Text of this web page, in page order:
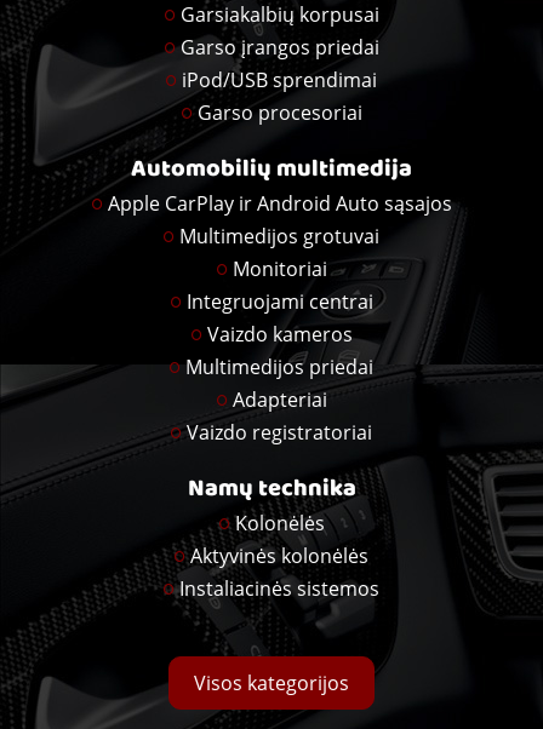
Garsiakalbių korpusai
Garso įrangos priedai
iPod/USB sprendimai
Garso procesoriai
Automobilių multimedija
Apple CarPlay ir Android Auto sąsajos
Multimedijos grotuvai
Monitoriai
Integruojami centrai
Vaizdo kameros
Multimedijos priedai
Adapteriai
Vaizdo registratoriai
Namų technika
Kolonėlės
Aktyvinės kolonėlės
Instaliacinės sistemos
Visos kategorijos